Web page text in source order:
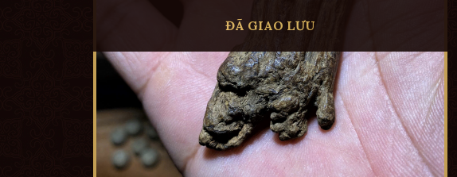
ĐÃ GIAO LƯU